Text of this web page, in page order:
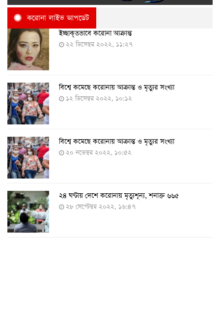
করোনা লাইভ আপডেট
ইচ্ছাকৃতভাবে করোনা আক্রান্ত
২২ ডিসেম্বর ২০২২, ১১:২৭
বিশ্বে কমেছে করোনায় আক্রান্ত ও মৃত্যুর সংখ্যা
১২ ডিসেম্বর ২০২২, ১০:১২
বিশ্বে কমেছে করোনায় আক্রান্ত ও মৃত্যুর সংখ্যা
২০ নভেম্বর ২০২২, ১০:৫২
২৪ ঘণ্টায় দেশে করোনায় মৃত্যুশূন্য, শনাক্ত ৬৬৫
২৮ সেপ্টেম্বর ২০২২, ১৬:৪৭